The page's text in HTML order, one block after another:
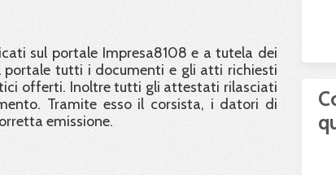
sul portale Impresa8108 e a tutela dei
portale tutti i documenti e gli atti richiesti
offerti. Inoltre tutti gli attestati rilasciati
Tramite esso il corsista, i datori di
emissione.